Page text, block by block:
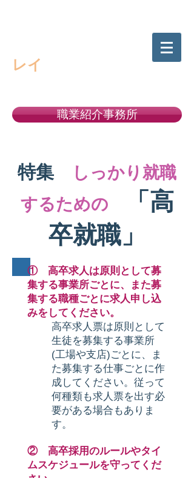
レイ
職業紹介事務所
特集
しっかり就職
するための
「高
卒就職」
① 高卒求人は原則として募
集する事業所ごとに、また募
集する職種ごとに求人申し込
みをしてください。
高卒求人票は原則として
生徒を募集する事業所
(工場や支店)ごとに、ま
た募集する仕事ごとに作
成してください。従って
何種類も求人票を出す必
要がある場合もありま
す。
② 高卒採用のルールやタイ
ムスケジュールを守ってくだ